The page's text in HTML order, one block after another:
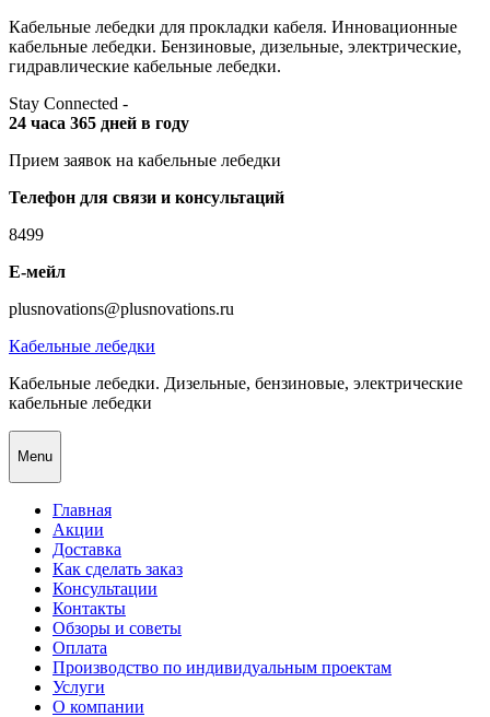
Skip
to
content
Кабельные лебедки для прокладки кабеля. Инновационные
кабельные лебедки. Бензиновые, дизельные, электрические,
гидравлические кабельные лебедки.
Stay Connected -
24 часа 365 дней в году
Прием заявок на кабельные лебедки
Телефон для связи и консультаций
8499
Е-мейл
plusnovations@plusnovations.ru
Кабельные лебедки
Кабельные лебедки. Дизельные, бензиновые, электрические
кабельные лебедки
Menu
Главная
Акции
Доставка
Как сделать заказ
Консультации
Контакты
Обзоры и советы
Оплата
Производство по индивидуальным проектам
Услуги
О компании